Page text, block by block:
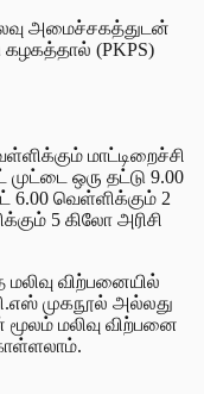
அமைச்சகத்துடன்
கழகத்தால் (PKPS)
மாட்டிறைச்சி
முட்டை ஒரு தட்டு 9.00
வெள்ளிக்கும் 2
5 கிலோ அரிசி
விற்பனையில்
முகநூல் அல்லது
மலிவு விற்பனை